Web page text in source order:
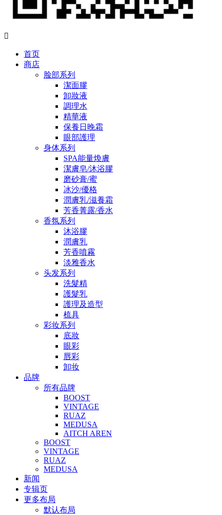

首页
商店
脸部系列
潔面膠
卸妝液
調理水
精華液
保養日晚霜
眼部護理
身体系列
SPA能量煥膚
潔膚皂/沐浴膠
磨砂膏/蜜
冰沙/優格
潤膚乳/滋養霜
芳香菁露/香水
香氛系列
沐浴膠
潤膚乳
芳香噴霧
淡雅香水
头发系列
洗髮精
護髮乳
護理及造型
梳具
彩妆系列
底妝
眼彩
唇彩
卸妆
品牌
所有品牌
BOOST
VINTAGE
RUAZ
MEDUSA
AITCH AREN
BOOST
VINTAGE
RUAZ
MEDUSA
新闻
专辑页
更多布局
默认布局